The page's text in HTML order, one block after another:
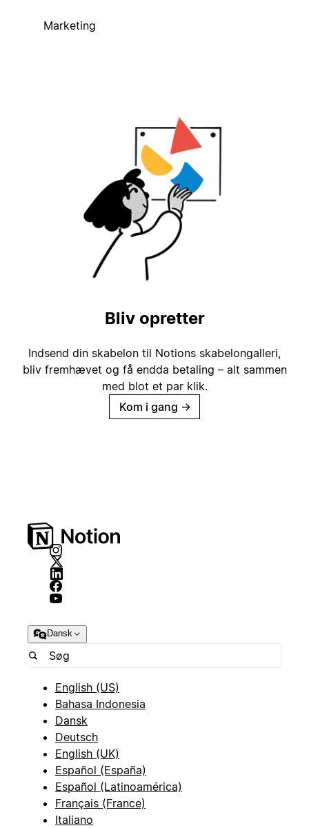
Marketing
Bliv opretter
Indsend din skabelon til Notions skabelongalleri,
bliv fremhævet og få endda betaling – alt sammen
med blot et par klik.
Kom i gang →
Dansk
English (US)
Bahasa Indonesia
Dansk
Deutsch
English (UK)
Español (España)
Español (Latinoamérica)
Français (France)
Italiano